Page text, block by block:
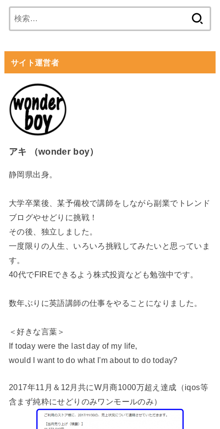
索:
サイト運営者
アキ （wonder boy）
静岡県出身。
大学卒業後、某予備校で講師をしながら副業でトレンド
ブログやせどりに挑戦！
その後、独立しました。
一度限りの人生、いろいろ挑戦してみたいと思っていま
す。
40代でFIREできるよう株式投資なども勉強中です。
数年ぶりに英語講師の仕事をやることになりました。
＜好きな言葉＞
If today were the last day of my life,
would I want to do what I'm about to do today?
2017年11月＆12月共にW月商1000万超え達成（iqos等
含まず純粋にせどりのみワンモールのみ）